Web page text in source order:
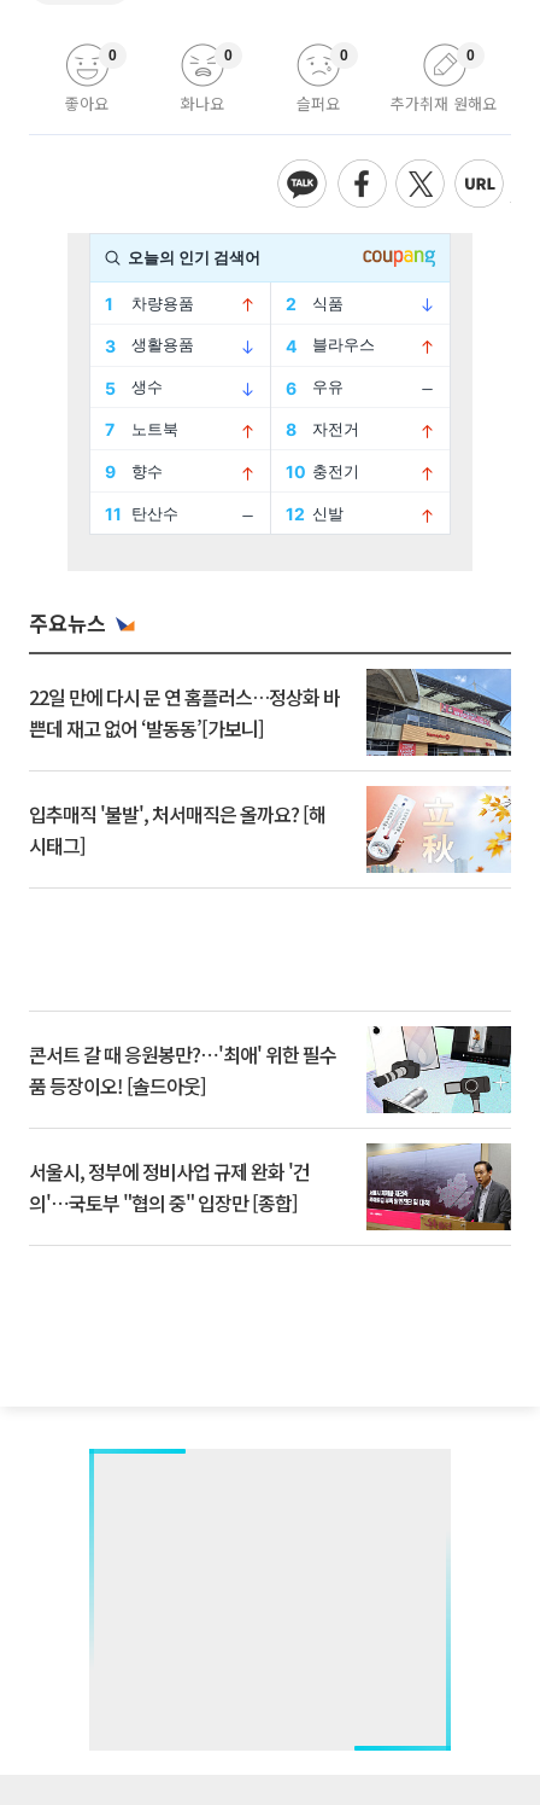
좋아요
0
화나요
0
슬퍼요
0
추가취재 원해요
0
주요뉴스
22일 만에 다시 문 연 홈플러스…정상화 바
쁜데 재고 없어 ‘발동동’[가보니]
입추매직 '불발', 처서매직은 올까요? [해
시태그]
콘서트 갈 때 응원봉만?⋯'최애' 위한 필수
품 등장이오! [솔드아웃]
서울시, 정부에 정비사업 규제 완화 '건
의'⋯국토부 "협의 중" 입장만 [종합]